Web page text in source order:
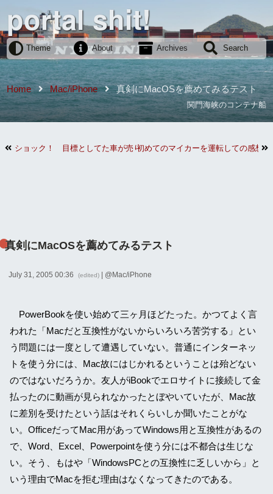
portal shit!
Theme About Archives Search
Home Mac/iPhone 真剣にMacOSを薦めてみるテスト
関門海峡のコンテナ船
ショック！ 目標としてた車が売りに出されるなんて
初めてのマイカーを運転しての感想
真剣にMacOSを薦めてみるテスト
July 31, 2005 00:36 (edited) | @Mac/iPhone
PowerBookを使い始めて三ヶ月ほどたった。かつてよく言
われた「Macだと互換性がないからいろいろ苦労する」とい
う問題には一度として遭遇していない。普通にインターネッ
トを使う分には、Mac故にはじかれるということは殆どない
のではないだろうか。友人がiBookでエロサイトに接続して金
払ったのに動画が見られなかったとぼやいていたが、Mac故
に差別を受けたという話はそれくらいしか聞いたことがな
い。OfficeだってMac用があってWindows用と互換性があるの
で、Word、Excel、Powerpointを使う分には不都合は生じな
い。そう、もはや「WindowsPCとの互換性に乏しいから」と
いう理由でMacを拒む理由はなくなってきたのである。